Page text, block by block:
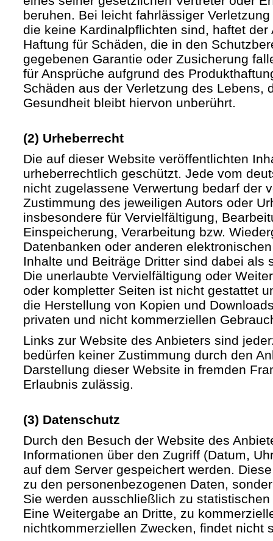
beruhen. Bei leicht fahrlässiger
die keine Kardinalpflichten sind, haftet der
Haftung für Schäden, die in den
gegebenen Garantie oder Zusicherung
für Ansprüche aufgrund des
Schäden aus der Verletzung des Lebens,
Gesundheit bleibt hiervon unberührt.
(2) Urheberrecht
Die auf dieser Website veröffentlichten
urheberrechtlich geschützt. Jede vom
nicht zugelassene Verwertung bedarf der
Zustimmung des jeweiligen Autors oder
insbesondere für Vervielfältigung,
Einspeicherung, Verarbeitung bzw.
Datenbanken oder anderen
Inhalte und Beiträge Dritter sind dabei als
Die unerlaubte Vervielfältigung oder
oder kompletter Seiten ist nicht gestattet
die Herstellung von Kopien und
privaten und nicht kommerziellen
Links zur Website des Anbieters sind
bedürfen keiner Zustimmung durch den
Darstellung dieser Website in fremden
Erlaubnis zulässig.
(3) Datenschutz
Durch den Besuch der Website des
Informationen über den Zugriff (Datum,
auf dem Server gespeichert werden.
zu den personenbezogenen Daten,
Sie werden ausschließlich zu
Eine Weitergabe an Dritte, zu
nichtkommerziellen Zwecken, findet nicht